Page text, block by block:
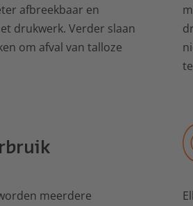
afbreekbaar en
drukwerk. Verder slaan
om afval van talloze
meerdere